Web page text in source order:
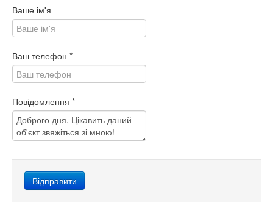
Ваше ім'я
Ваш телефон *
Повідомлення *